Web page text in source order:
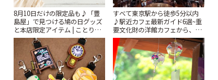
8月10日だけの限定品も♪「豊
島屋」で見つける鳩の日グッズ
と本店限定アイテム | ことりっ
ぷ
すべて東京駅から徒歩5分以内
♪駅近カフェ最新ガイド6選~重
要文化財の洋館カフェから、改
札すぐのレトロ喫茶まで~ | こと
りっぷ